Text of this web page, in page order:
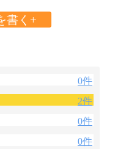
書く+
0件
2件
0件
0件